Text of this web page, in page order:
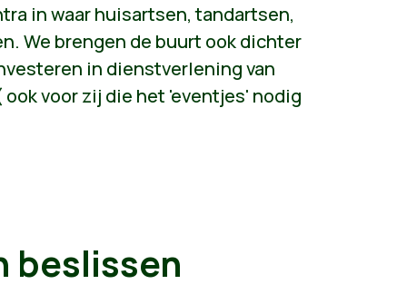
in waar huisartsen, tandartsen,
We brengen de buurt ook dichter
in dienstverlening van
voor zij die het 'eventjes' nodig
beslissen